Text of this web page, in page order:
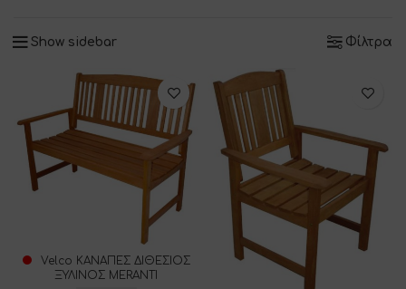
Show sidebar Φίλτρα
Velco ΚΑΝΑΠΕΣ ΔΙΘΕΣΙΟΣ
ΞΥΛΙΝΟΣ MERANTI